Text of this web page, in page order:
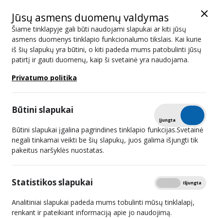
Jūsų asmens duomenų valdymas
Šiame tinklapyje gali būti naudojami slapukai ar kiti jūsų
asmens duomenys tinklapio funkcionalumo tikslais. Kai kurie
iš šių slapukų yra būtini, o kiti padeda mums patobulinti jūsų
patirtį ir gauti duomenų, kaip ši svetainė yra naudojama.
Privatumo politika
Būtini slapukai
Tikrinti
Įjungta
Būtini slapukai įgalina pagrindines tinklapio funkcijas.Svetainė
negali tinkamai veikti be šių slapukų, juos galima išjungti tik
pakeitus naršyklės nuostatas.
Statistikos slapukai Rodyti Išjungta
Analitiniai slapukai padeda mums tobulinti mūsų tinklalapį,
renkant ir pateikiant informaciją apie jo naudojimą.
DIM
# Retransliuotojai - 6
1 UAB „Init“
2 UAB „RADIJO ELEKTRONINĖS SISTEMOS“
3 UAB „Parabolė“
4 SPLIUS, UAB
5 UAB „Etanetas“
6 UAB „Sugardas“